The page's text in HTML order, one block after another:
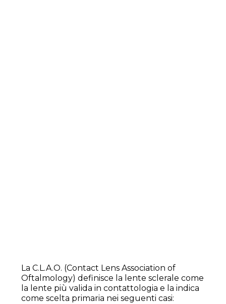
La C.L.A.O. (Contact Lens Association of
Oftalmology) definisce la lente sclerale come
la lente più valida in contattologia e la indica
come scelta primaria nei seguenti casi: